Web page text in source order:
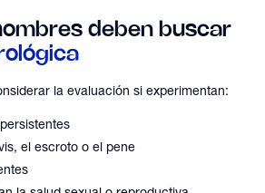
deben buscar
la evaluación si experimentan:
el escroto o el pene